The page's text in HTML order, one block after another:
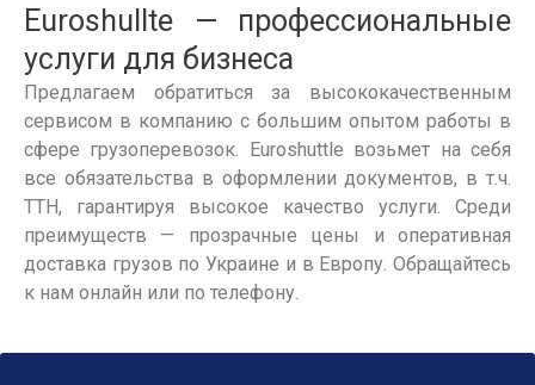
Euroshullte — профессиональные
услуги для бизнеса
Предлагаем обратиться за высококачественным
сервисом в компанию с большим опытом работы в
сфере грузоперевозок. Euroshuttle возьмет на себя
все обязательства в оформлении документов, в т.ч.
ТТН, гарантируя высокое качество услуги. Среди
преимуществ — прозрачные цены и оперативная
доставка грузов по Украине и в Европу. Обращайтесь
к нам онлайн или по телефону.